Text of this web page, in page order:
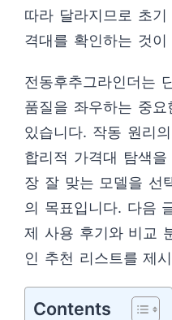
따라 달라지므로 초
격대를 확인하는 것이
전동후추그라인더는
품질을 좌우하는 중
있습니다. 작동 원리
합리적 가격대 탐색
장 잘 맞는 모델을 선
의 목표입니다. 다음
제 사용 후기와 비교
인 추천 리스트를 제
Contents